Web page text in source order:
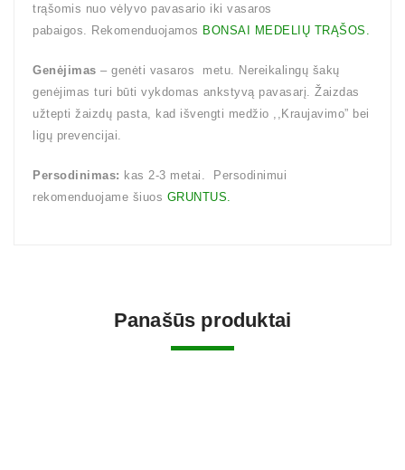
trąšomis nuo vėlyvo pavasario iki vasaros
pabaigos. Rekomenduojamos BONSAI MEDELIŲ TRĄŠOS.
Genėjimas – genėti vasaros metu. Nereikalingų šakų
genėjimas turi būti vykdomas ankstyvą pavasarį. Žaizdas
užtepti žaizdų pasta, kad išvengti medžio ,,Kraujavimo” bei
ligų prevencijai.
Persodinimas: kas 2-3 metai. Persodinimui
rekomenduojame šiuos GRUNTUS.
Panašūs produktai